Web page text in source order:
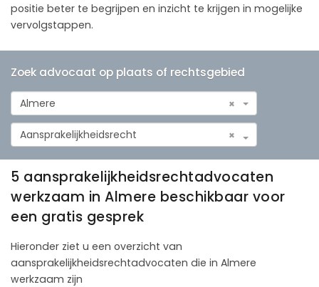
positie beter te begrijpen en inzicht te krijgen in mogelijke
vervolgstappen.
Zoek advocaat op plaats of rechtsgebied
×
Almere
×
Aansprakelijkheidsrecht
5 aansprakelijkheidsrechtadvocaten
werkzaam in Almere beschikbaar voor
een gratis gesprek
Hieronder ziet u een overzicht van
aansprakelijkheidsrechtadvocaten die in Almere
werkzaam zijn